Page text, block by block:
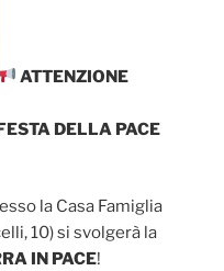
ATTENZIONE
DELLA PACE
la Casa Famiglia
10) si svolgerà la
IN PACE!